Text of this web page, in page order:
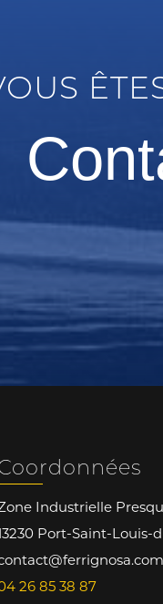
Industrielle
Port-Saint-Louis-
26 85 38 87